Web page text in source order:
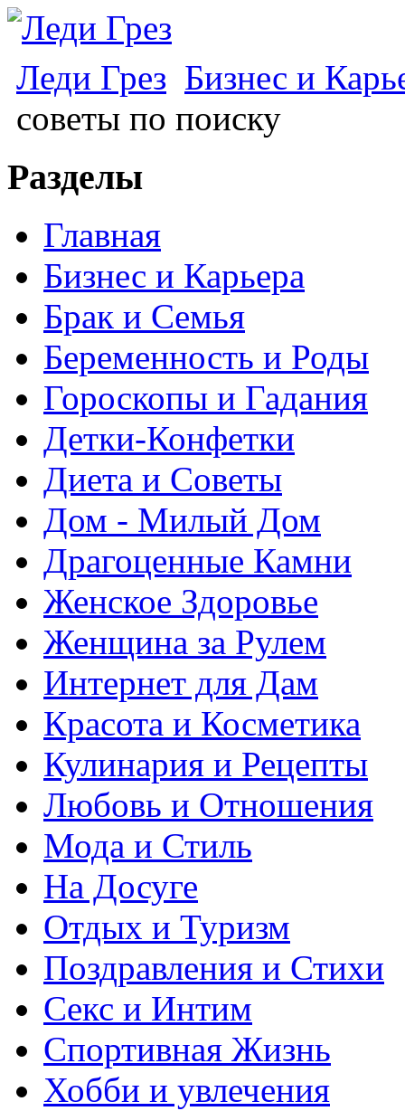
Леди Грез Бизнес и
советы по поиску
Разделы
Главная
Бизнес и Карьера
Брак и Семья
Беременность и Роды
Гороскопы и Гадания
Детки-Конфетки
Диета и Советы
Дом - Милый Дом
Драгоценные Камни
Женское Здоровье
Женщина за Рулем
Интернет для Дам
Красота и Косметика
Кулинария и Рецепты
Любовь и Отношения
Мода и Стиль
На Досуге
Отдых и Туризм
Поздравления и Стихи
Секс и Интим
Спортивная Жизнь
Хобби и увлечения